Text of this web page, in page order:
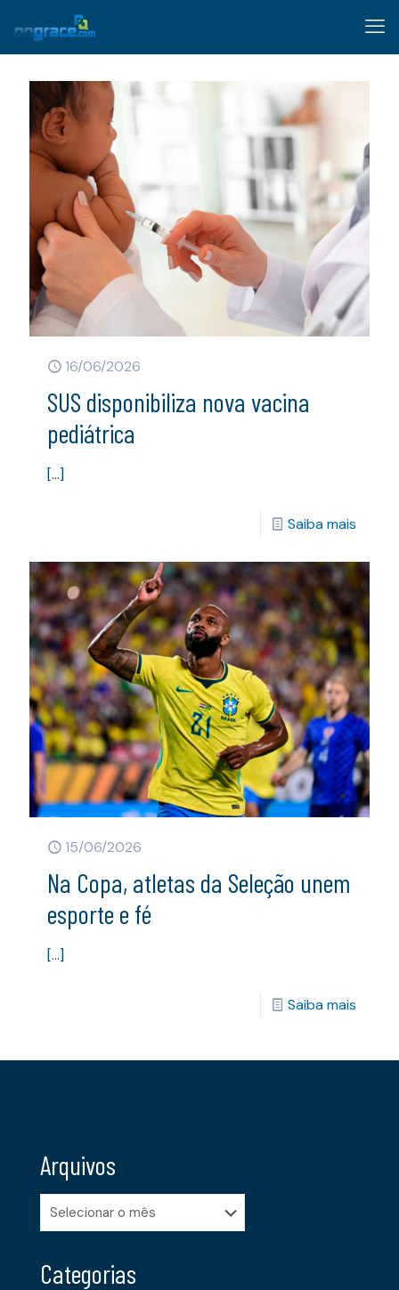
16/06/2026
SUS disponibiliza nova vacina
pediátrica
[…]
Saiba mais
15/06/2026
Na Copa, atletas da Seleção unem
esporte e fé
[…]
Saiba mais
Arquivos
Arquivos
Categorias